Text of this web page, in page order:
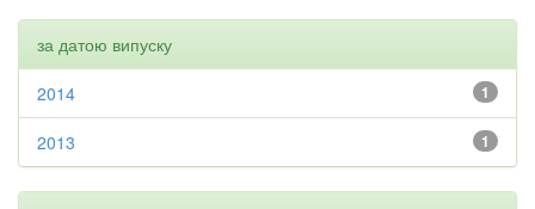
за датою випуску
1
2014
1
2013